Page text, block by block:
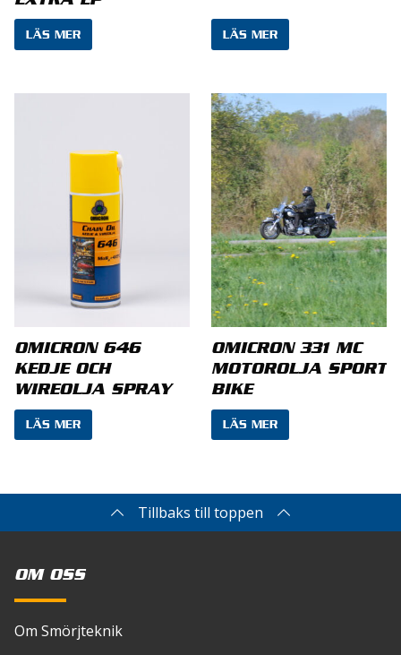
Spara mitt namn, min e-postadress och
skriver en kommentar.
LÄS MER LÄS MER
OMICRON 646
KEDJE OCH
WIREOLJA SPRAY
LÄS MER
OMICRON 331 MC
MOTOROLJA SPORT
BIKE
LÄS MER
Tillbaks till toppen
OM OSS
Om Smörjteknik